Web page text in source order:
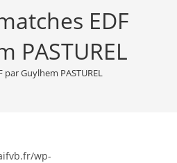
EDF
PASTUREL
Guylhem PASTUREL
wp-